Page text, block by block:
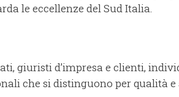
le eccellenze del Sud Italia.
giuristi d’impresa e clienti,
che si distinguono per qualità